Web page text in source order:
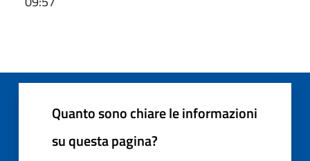
Quanto sono chiare le informazioni
su questa pagina?